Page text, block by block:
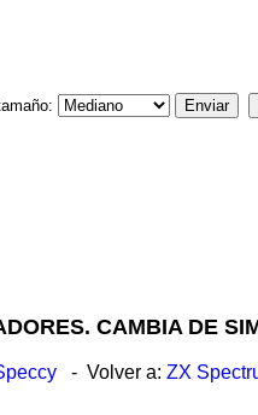
CAMBIA DE
- Volver a: ZX